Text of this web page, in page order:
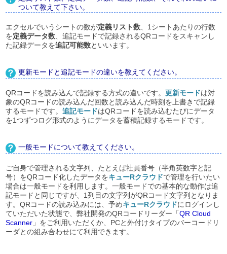
ついて教えて下さい。
エクセルでいうシートの数が定義リスト数 、1シートあたりの行数
を定義データ数 、追記モードで記録されるQRコードをスキャンし
た記録データを追記可能数といいます。
更新モードと追記モードの違いを教えてください。
QRコードを読み込んで記録する方式の違いです。更新モードは対
象のQRコードの読み込んだ回数と読み込んだ時刻を上書きで記録
するモードです。追記モードはQRコードを読み込むたびにデータ
を1つずつログ形式のようにデータを蓄積記録するモードです。
一般モードについて教えてください。
ご自身で管理される文字列、たとえば社員番号（半角英数字と記
号）をQRコード化したデータをキューRクラウドで管理を行いたい
場合は一般モードを利用します。一般モードでの基本的な動作は追
記モードと同じですが、1列目の文字列がQRコード文字列となりま
す。QRコードの読み込みには、予めキューRクラウドにログインし
ていただいた状態で、弊社開発のQRコードリーダー「QR Cloud
Scanner 」をご利用いただくか、PCと外付けタイプのバーコードリ
ーダとの組み合わせにて利用できます。